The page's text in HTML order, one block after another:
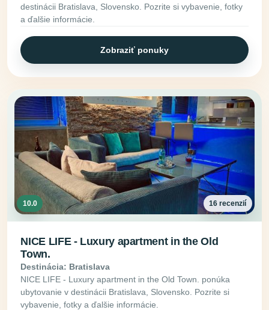
destinácii Bratislava, Slovensko. Pozrite si vybavenie, fotky
a ďalšie informácie.
Zobraziť ponuky
10.0 16 recenzií
NICE LIFE - Luxury apartment in the Old
Town.
Destinácia: Bratislava
NICE LIFE - Luxury apartment in the Old Town. ponúka
ubytovanie v destinácii Bratislava, Slovensko. Pozrite si
vybavenie, fotky a ďalšie informácie.